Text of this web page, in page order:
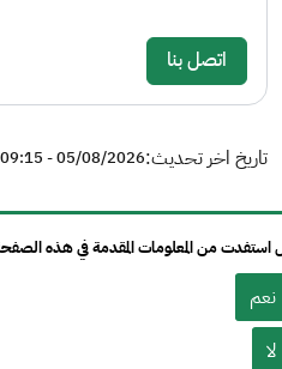
اتصل بنا
تاريخ اخر تحديث:05/08/2026 - 09:15
استفدت من المعلومات المقدمة في هذه
نعم
لا